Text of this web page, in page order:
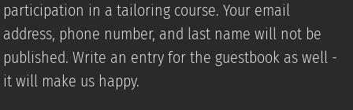
participation in a tailoring course. Your email
address, phone number, and last name will not be
published. Write an entry for the guestbook as well -
it will make us happy.